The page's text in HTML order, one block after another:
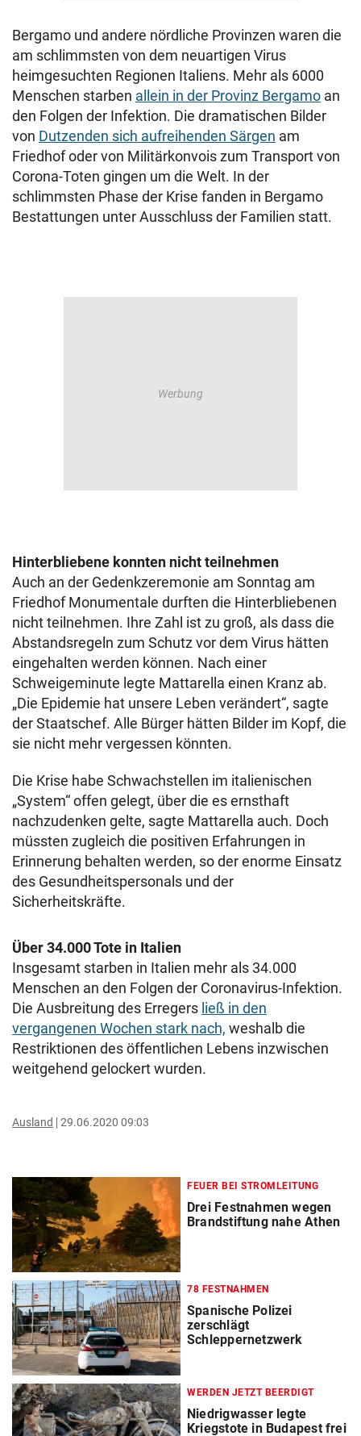
Bergamo und andere nördliche Provinzen waren die
am schlimmsten von dem neuartigen Virus
heimgesuchten Regionen Italiens. Mehr als 6000
Menschen starben allein in der Provinz Bergamo an
den Folgen der Infektion. Die dramatischen Bilder
von Dutzenden sich aufreihenden Särgen am
Friedhof oder von Militärkonvois zum Transport von
Corona-Toten gingen um die Welt. In der
schlimmsten Phase der Krise fanden in Bergamo
Bestattungen unter Ausschluss der Familien statt.
Hinterbliebene konnten nicht teilnehmen
Auch an der Gedenkzeremonie am Sonntag am
Friedhof Monumentale durften die Hinterbliebenen
nicht teilnehmen. Ihre Zahl ist zu groß, als dass die
Abstandsregeln zum Schutz vor dem Virus hätten
eingehalten werden können. Nach einer
Schweigeminute legte Mattarella einen Kranz ab.
„Die Epidemie hat unsere Leben verändert“, sagte
der Staatschef. Alle Bürger hätten Bilder im Kopf, die
sie nicht mehr vergessen könnten.
Die Krise habe Schwachstellen im italienischen
„System“ offen gelegt, über die es ernsthaft
nachzudenken gelte, sagte Mattarella auch. Doch
müssten zugleich die positiven Erfahrungen in
Erinnerung behalten werden, so der enorme Einsatz
des Gesundheitspersonals und der
Sicherheitskräfte.
Über 34.000 Tote in Italien
Insgesamt starben in Italien mehr als 34.000
Menschen an den Folgen der Coronavirus-Infektion.
Die Ausbreitung des Erregers ließ in den
vergangenen Wochen stark nach, weshalb die
Restriktionen des öffentlichen Lebens inzwischen
weitgehend gelockert wurden.
Ausland 29.06.2020 09:03
FEUER BEI STROMLEITUNG
Drei Festnahmen wegen
Brandstiftung nahe Athen
78 FESTNAHMEN
Spanische Polizei
zerschlägt
Schleppernetzwerk
WERDEN JETZT BEERDIGT
Niedrigwasser legte
Kriegstote in Budapest frei